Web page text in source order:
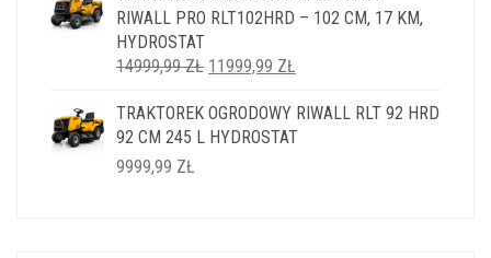
RIWALL PRO RLT102HRD – 102 CM, 17 KM,
HYDROSTAT
14999,99ZŁ PIERWOTNA
WYNOSIŁA:
14999,99 ZŁ.
11999,99 ZŁ
WYNOSI:
11999,99 ZŁ.
TRAKTOREK OGRODOWY RIWALL RLT 92 HRD
92 CM 245 L HYDROSTAT
9999,99 ZŁ